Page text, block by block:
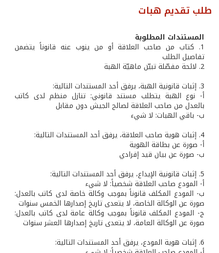
طلب تقديم هبات
المستندات المطلوبة
1. كتاب من صاحب العلاقة أو من ينوب عنه قانوناً يتضمن
تفاصيل الطلب
2. لائحة مفصّلة تبيّن ماهيّة الهبة
3. إثبات قانونية الهبة، يرفق أحد المستندات التالية:
أ‌- نوع الهبة يتطلب مستند قانوني: تنازل منظم لدى كاتب
بالعدل من صاحب العلاقة لصالح الجيش دون مقابل
ب‌- باقي الهبات: لا شيء
4. إثبات هوية صاحب العلاقة، يرفق أحد المستندات التالية:
أ‌- صورة عن بطاقة الهوية
‌ب- صورة عن بيان قيد إفرادي
5. إثبات قانونية الإيداع، يرفق أحد المستندات التالية:
‌أ- المودع صاحب العلاقة شخصياً: لا شيء
‌ب- المودع المكلف قانوناً بموجب وكالة خاصة لدى كاتب بالعدل:
صورة عن الوكالة الخاصة، لا يتعدى تاريخ إصدارها الخمس سنوات
‌ج- المودع المكلف قانوناً بموجب وكالة عامة لدى كاتب بالعدل:
صورة عن الوكالة العامة، لا يتعدى تاريخ إصدارها العشر سنوات
6. إثبات هوية المودع، يرفق أحد المستندات التالية: